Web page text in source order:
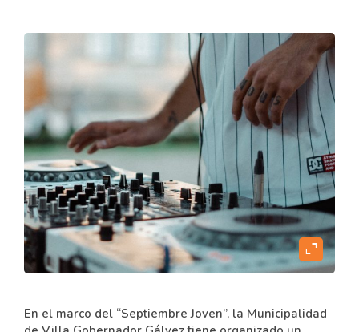
expand_content
En el marco del “Septiembre Joven”, la Municipalidad